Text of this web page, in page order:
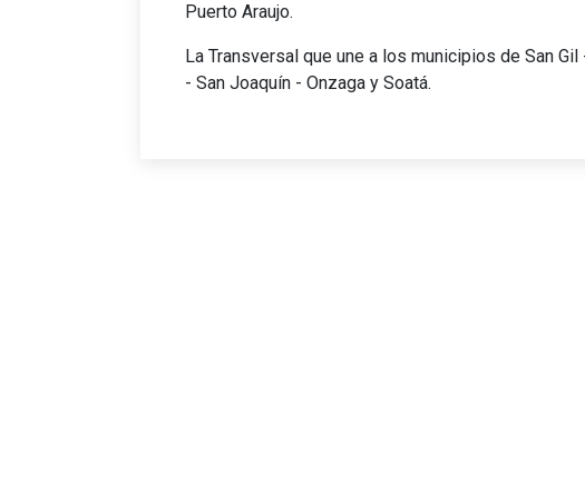
Puerto Araujo.
La Transversal que une a los municipios de San
- San Joaquín - Onzaga y Soatá.